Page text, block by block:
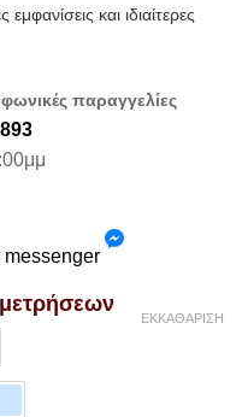
και ιδιαίτερες
παραγγελίες
messenger
ΕΚΚΑΘΆΡΙΣΗ